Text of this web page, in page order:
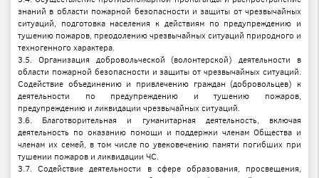
знаний в области пожарной безопасности и защиты от чрезвычайных
ситуаций, подготовка населения к действиям по предупреждению и
тушению пожаров, преодолению чрезвычайных ситуаций природного и
техногенного характера.
3.5. Организация добровольческой (волонтерской) деятельности в
области пожарной безопасности и защиты от чрезвычайных ситуаций.
Содействие объединению и привлечению граждан (добровольцев) к
деятельности по предупреждению и тушению пожаров,
предупреждению и ликвидации чрезвычайных ситуаций.
3.6. Благотворительная и гуманитарная деятельность, включая
деятельность по оказанию помощи и поддержки членам Общества и
членам их семей, в том числе по увековечению памяти погибших при
тушении пожаров и ликвидации ЧС.
3.7. Содействие деятельности в сфере образования, просвещения,